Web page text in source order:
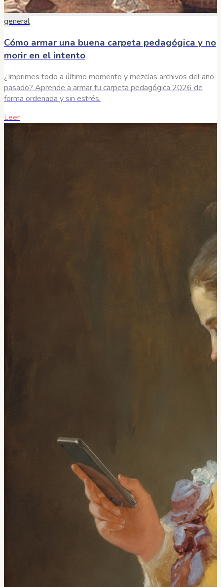
general
Cómo armar una buena carpeta pedagógica y no
morir en el intento
¿Imprimes todo a último momento y mezclas archivos del año
pasado? Aprende a armar tu carpeta pedagógica 2026 de
forma ordenada y sin estrés.
Leer